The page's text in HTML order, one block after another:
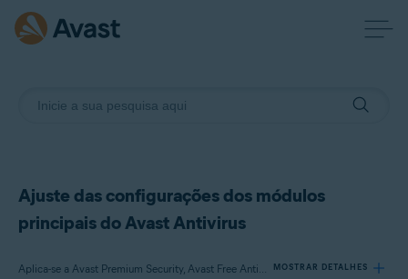
Ajuste das configurações dos módulos
principais do Avast Antivirus
Aplica-se a Avast Premium Security, Avast Free Antivirus MOSTRAR DETALHES